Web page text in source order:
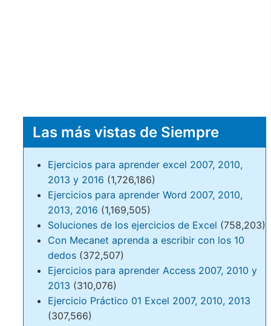
Las más vistas de Siempre
Ejercicios para aprender excel 2007, 2010,
2013 y 2016 (1,726,186)
Ejercicios para aprender Word 2007, 2010,
2013, 2016 (1,169,505)
Soluciones de los ejercicios de Excel (758,203)
Con Mecanet aprenda a escribir con los 10
dedos (372,507)
Ejercicios para aprender Access 2007, 2010 y
2013 (310,076)
Ejercicio Práctico 01 Excel 2007, 2010, 2013
(307,566)